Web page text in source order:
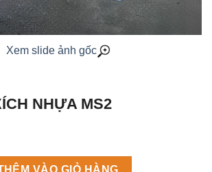
Xem slide ảnh gốc
NHỰA MS2
NW458AS số lượng
VÀO GIỎ HÀNG